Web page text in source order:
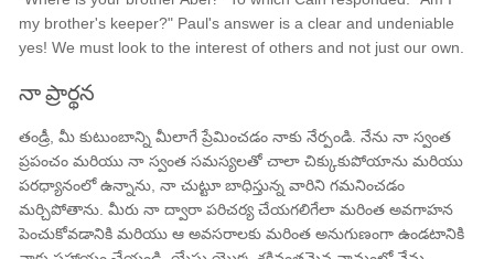
my brother's keeper?" Paul's answer is a clear and undeniable
yes! We must look to the interest of others and not just our own.
నా ప్రార్థన
తండ్రీ, మీ కుటుంబాన్ని మీలాగే ప్రేమించడం నాకు నేర్పండి. నేను నా స్వంత
ప్రపంచం మరియు నా స్వంత సమస్యలతో చాలా చిక్కుకుపోయాను మరియు
పరధ్యానంలో ఉన్నాను, నా చుట్టూ బాధిస్తున్న వారిని గమనించడం
మర్చిపోతాను. మీరు నా ద్వారా పరిచర్య చేయగలిగేలా మరింత అవగాహన
పెంచుకోవడానికి మరియు ఆ అవసరాలకు మరింత అనుగుణంగా ఉండటానికి